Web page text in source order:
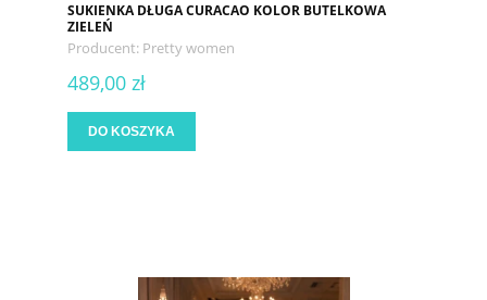
SUKIENKA DŁUGA CURACAO KOLOR BUTELKOWA
ZIELEŃ
Producent: Pretty women
489,00 zł
DO KOSZYKA